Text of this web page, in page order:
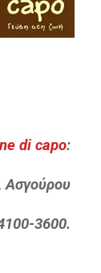
di capo:
Ασγούρου
3600.